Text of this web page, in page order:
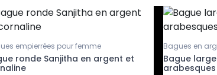
empierrées pour femme
ronde Sanjitha en argent et
Bagues en
Bague